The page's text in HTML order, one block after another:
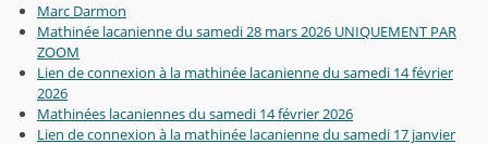
Marc Darmon
Mathinée lacanienne du samedi 28 mars 2026 UNIQUEMENT PAR
ZOOM
Lien de connexion à la mathinée lacanienne du samedi 14 février
2026
Mathinées lacaniennes du samedi 14 février 2026
Lien de connexion à la mathinée lacanienne du samedi 17 janvier